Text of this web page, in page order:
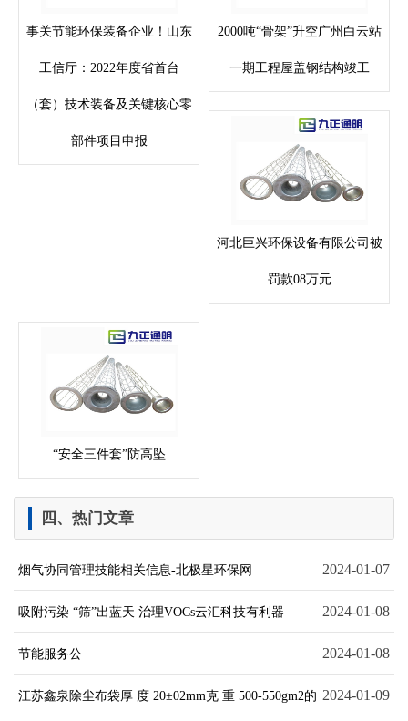
事关节能环保装备企业！山东
工信厅：2022年度省首台
（套）技术装备及关键核心零
部件项目申报
2000吨“骨架”升空广州白云站
一期工程屋盖钢结构竣工
河北巨兴环保设备有限公司被
罚款08万元
“安全三件套”防高坠
四、热门文章
2024-01-07
烟气协同管理技能相关信息-北极星环保网
2024-01-08
吸附污染 “筛”出蓝天 治理VOCs云汇科技有利器
2024-01-08
节能服务公
2024-01-09
江苏鑫泉除尘布袋厚 度 20±02mm克 重 500-550gm2的